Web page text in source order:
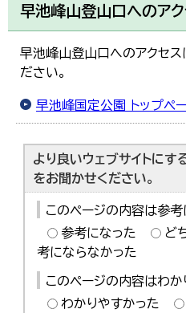
早池峰山登山口へのアク
早池峰山登山口へのアクセス
ださい。
早池峰国定公園 トップペ
より良いウェブサイトにす
をお聞かせください。
このページの内容は参考
参考になった
ど
考にならなかった
このページの内容はわ
わかりやすかった